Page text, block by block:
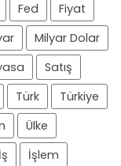
Fed
Fiyat
Milyar Dolar
Satış
Türk
Türkiye
Ülke
İş İşlem